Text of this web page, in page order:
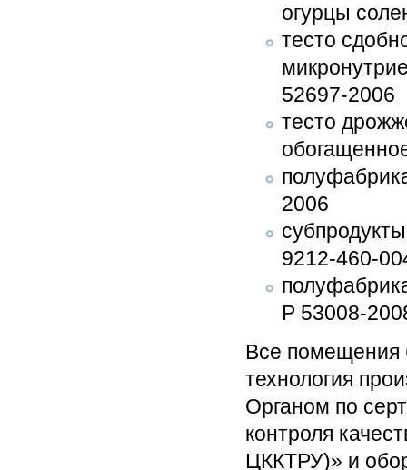
огурцы
тесто
52697-2006
тесто
2006
9212-460-
Р 53008-
Все помещения
технология
Органом по
контроля
ЦККТРУ)» и